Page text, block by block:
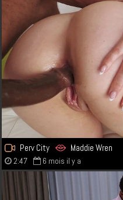
Perv City Maddie Wren
2:47 6 mois il y a